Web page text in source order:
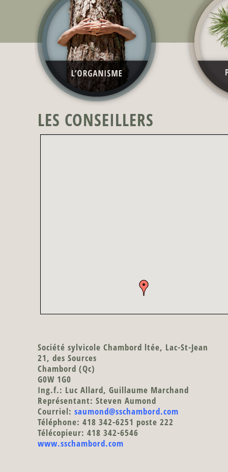
LES CONSEILLERS
Société sylvicole Chambord ltée, Lac-St-Jean
21, des Sources
Chambord (Qc)
G0W 1G0
Ing.f.: Luc Allard, Guillaume Marchand
Représentant: Steven Aumond
Courriel:saumond@sschambord.com
Téléphone: 418 342-6251 poste 222
Télécopieur: 418 342-6546
www.sschambord.com